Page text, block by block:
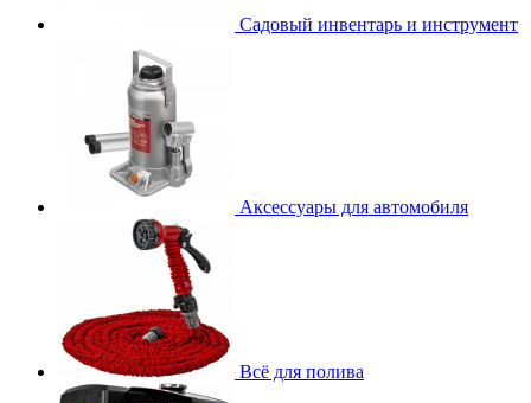
Садовый инвентарь и инструмент
Аксессуары для автомобиля
Всё для полива